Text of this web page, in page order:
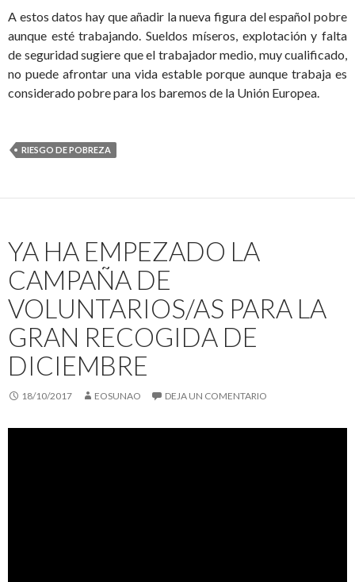
A estos datos hay que añadir la nueva figura del español pobre
aunque esté trabajando. Sueldos míseros, explotación y falta
de seguridad sugiere que el trabajador medio, muy cualificado,
no puede afrontar una vida estable porque aunque trabaja es
considerado pobre para los baremos de la Unión Europea.
RIESGO DE POBREZA
YA HA EMPEZADO LA
CAMPAÑA DE
VOLUNTARIOS/AS PARA LA
GRAN RECOGIDA DE
DICIEMBRE
18/10/2017 EOSUNAO DEJA UN COMENTARIO